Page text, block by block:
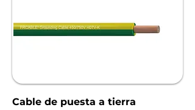
Cable de puesta a tierra